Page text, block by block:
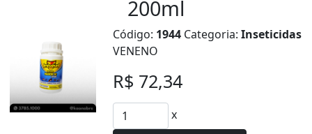
200ml
Código: 1944 Categoria:Inseticidas
VENENO
R$ 72,34
x